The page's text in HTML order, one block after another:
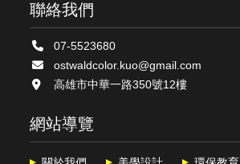
聯絡我們
07-5523680
ostwaldcolor.kuo@gmail.com
高雄市中華一路350號12樓
網站導覽